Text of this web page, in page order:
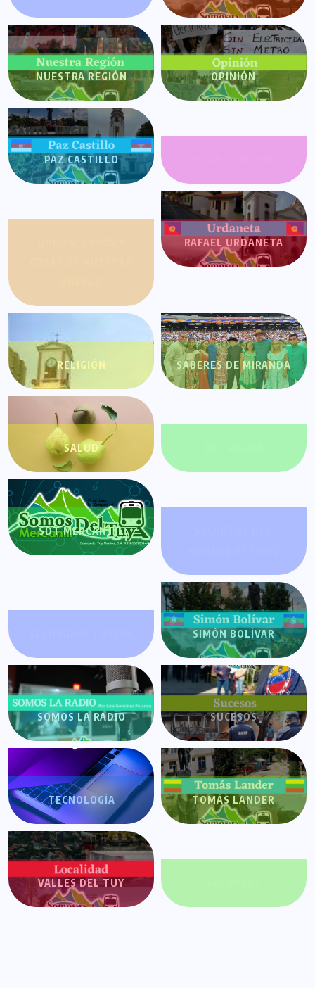
NUESTRA REGIÓN OPINIÓN
PAZ CASTILLO
RAFAEL URDANETA
RELIGIÓN SABERES DE MIRANDA
SALUD
SDT MERCANTIL
SIMÓN BOLÍVAR
SOMOS LA RADIO SUCESOS
TECNOLOGÍA TOMÁS LANDER
VALLES DEL TUY